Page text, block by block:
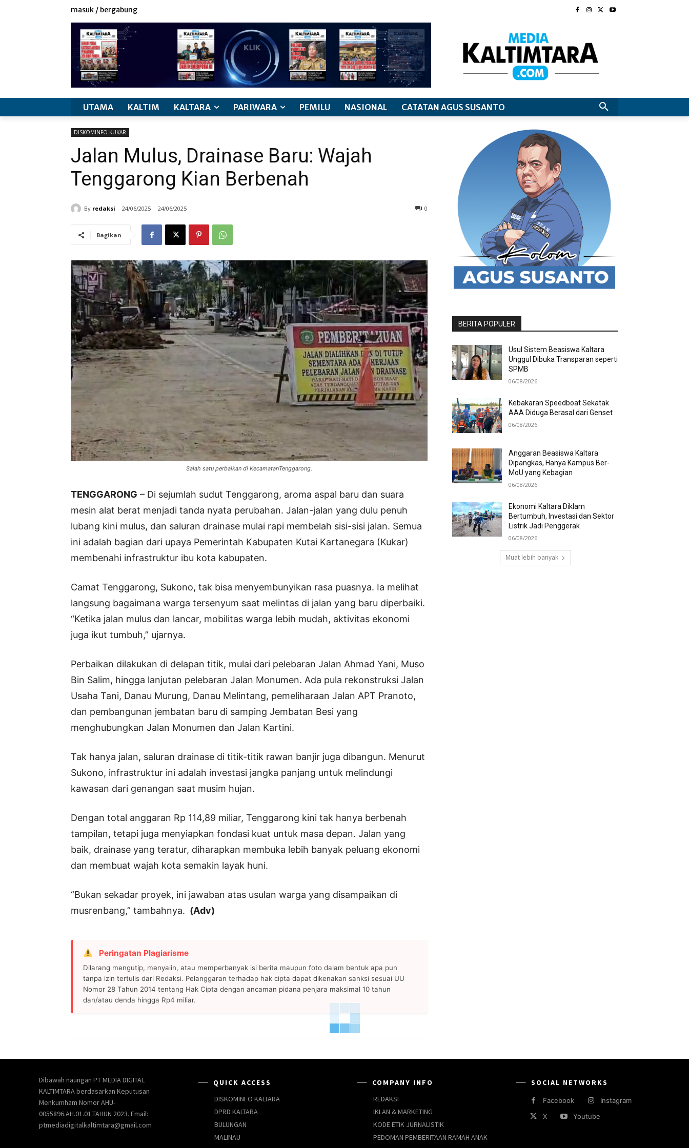
masuk / bergabung
UTAMA KALTIM KALTARA PARIWARA PEMILU NASIONAL CATATAN AGUS SUSANTO
DISKOMINFO KUKAR
Jalan Mulus, Drainase Baru: Wajah
Tenggarong Kian Berbenah
By redaksi 24/06/2025 24/06/2025 0
Bagikan
Salah satu perbaikan di KecamatanTenggarong.
TENGGARONG – Di sejumlah sudut Tenggarong, aroma aspal baru dan suara
mesin alat berat menjadi tanda nyata perubahan. Jalan-jalan yang dulu penuh
lubang kini mulus, dan saluran drainase mulai rapi membelah sisi-sisi jalan. Semua
ini adalah bagian dari upaya Pemerintah Kabupaten Kutai Kartanegara (Kukar)
membenahi infrastruktur ibu kota kabupaten.
Camat Tenggarong, Sukono, tak bisa menyembunyikan rasa puasnya. Ia melihat
langsung bagaimana warga tersenyum saat melintas di jalan yang baru diperbaiki.
“Ketika jalan mulus dan lancar, mobilitas warga lebih mudah, aktivitas ekonomi
juga ikut tumbuh,” ujarnya.
Perbaikan dilakukan di delapan titik, mulai dari pelebaran Jalan Ahmad Yani, Muso
Bin Salim, hingga lanjutan pelebaran Jalan Monumen. Ada pula rekonstruksi Jalan
Usaha Tani, Danau Murung, Danau Melintang, pemeliharaan Jalan APT Pranoto,
dan pembangunan jembatan baru di samping Jembatan Besi yang
menghubungkan Jalan Monumen dan Jalan Kartini.
Tak hanya jalan, saluran drainase di titik-titik rawan banjir juga dibangun. Menurut
Sukono, infrastruktur ini adalah investasi jangka panjang untuk melindungi
kawasan dari genangan saat musim hujan.
Dengan total anggaran Rp 114,89 miliar, Tenggarong kini tak hanya berbenah
tampilan, tetapi juga menyiapkan fondasi kuat untuk masa depan. Jalan yang
baik, drainase yang teratur, diharapkan membuka lebih banyak peluang ekonomi
dan membuat wajah kota semakin layak huni.
“Bukan sekadar proyek, ini jawaban atas usulan warga yang disampaikan di
musrenbang,” tambahnya. (Adv)
Peringatan Plagiarisme
Dilarang mengutip, menyalin, atau memperbanyak isi berita maupun foto dalam bentuk apa pun
tanpa izin tertulis dari Redaksi. Pelanggaran terhadap hak cipta dapat dikenakan sanksi sesuai UU
Nomor 28 Tahun 2014 tentang Hak Cipta dengan ancaman pidana penjara maksimal 10 tahun
dan/atau denda hingga Rp4 miliar.
BERITA POPULER
Usul Sistem Beasiswa Kaltara
Unggul Dibuka Transparan seperti
SPMB
06/08/2026
Kebakaran Speedboat Sekatak
AAA Diduga Berasal dari Genset
06/08/2026
Anggaran Beasiswa Kaltara
Dipangkas, Hanya Kampus Ber-
MoU yang Kebagian
06/08/2026
Ekonomi Kaltara Diklam
Bertumbuh, Investasi dan Sektor
Listrik Jadi Penggerak
06/08/2026
Muat lebih banyak
Dibawah naungan PT MEDIA DIGITAL
KALTIMTARA berdasarkan Keputusan
Menkumham Nomor AHU-
0055896.AH.01.01.TAHUN 2023. Email:
ptmediadigitalkaltimtara@gmail.com
QUICK ACCESS
DISKOMINFO KALTARA
DPRD KALTARA
BULUNGAN
MALINAU
COMPANY INFO
REDAKSI
IKLAN & MARKETING
KODE ETIK JURNALISTIK
PEDOMAN PEMBERITAAN RAMAH ANAK
SOCIAL NETWORKS
Facebook
Instagram
X
Youtube